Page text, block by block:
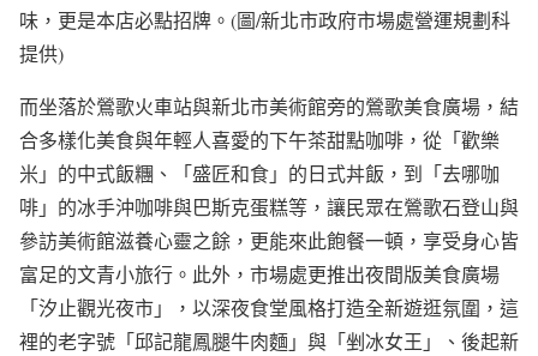
味，更是本店必點招牌。(圖/新北市政府市場處營運規劃科
提供)
而坐落於鶯歌火車站與新北市美術館旁的鶯歌美食廣場，結
合多樣化美食與年輕人喜愛的下午茶甜點咖啡，從「歡樂
米」的中式飯糰、「盛匠和食」的日式丼飯，到「去哪咖
啡」的冰手沖咖啡與巴斯克蛋糕等，讓民眾在鶯歌石登山與
參訪美術館滋養心靈之餘，更能來此飽餐一頓，享受身心皆
富足的文青小旅行。此外，市場處更推出夜間版美食廣場
「汐止觀光夜市」，以深夜食堂風格打造全新遊逛氛圍，這
裡的老字號「邱記龍鳳腿牛肉麵」與「剉冰女王」、後起新